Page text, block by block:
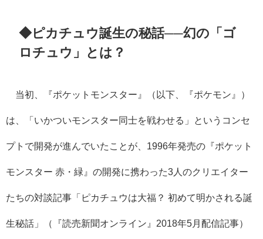
◆ピカチュウ誕生の秘話──幻の「ゴ
ロチュウ」とは？
当初、『ポケットモンスター』（以下、『ポケモン』）
は、「いかついモンスター同士を戦わせる」というコンセ
プトで開発が進んでいたことが、 1996年発売の『ポケット
モンスター 赤・緑』の開発に携わった3 人のクリエイター
たちの対談記事「ピカチュウは大福？ 初めて明かされる誕
生秘話」（『読売新聞オンライン』 2018年5月配信記事）